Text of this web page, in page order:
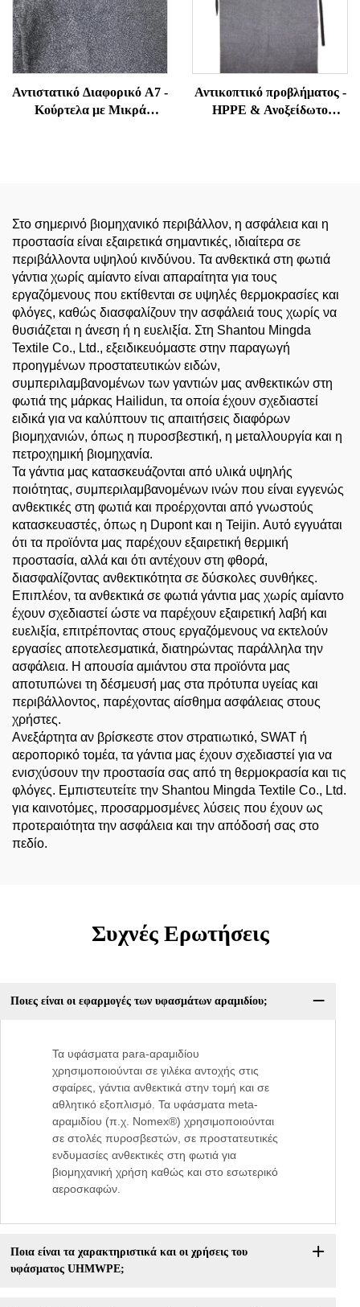
Αντιστατικό Διαφορικό Α7 -
Κούρτελα με Μικρά
Αντικοπτικό προβλήματος -
HPPE & Ανοξείδωτο
Στο σημερινό βιομηχανικό περιβάλλον, η ασφάλεια και η
προστασία είναι εξαιρετικά σημαντικές, ιδιαίτερα σε
περιβάλλοντα υψηλού κινδύνου. Τα ανθεκτικά στη φωτιά
γάντια χωρίς αμίαντο είναι απαραίτητα για τους
εργαζόμενους που εκτίθενται σε υψηλές θερμοκρασίες και
φλόγες, καθώς διασφαλίζουν την ασφάλειά τους χωρίς να
θυσιάζεται η άνεση ή η ευελιξία. Στη Shantou Mingda
Textile Co., Ltd., εξειδικευόμαστε στην παραγωγή
προηγμένων προστατευτικών ειδών,
συμπεριλαμβανομένων των γαντιών μας ανθεκτικών στη
φωτιά της μάρκας Hailidun, τα οποία έχουν σχεδιαστεί
ειδικά για να καλύπτουν τις απαιτήσεις διαφόρων
βιομηχανιών, όπως η πυροσβεστική, η μεταλλουργία και η
πετροχημική βιομηχανία.
Τα γάντια μας κατασκευάζονται από υλικά υψηλής
ποιότητας, συμπεριλαμβανομένων ινών που είναι εγγενώς
ανθεκτικές στη φωτιά και προέρχονται από γνωστούς
κατασκευαστές, όπως η Dupont και η Teijin. Αυτό εγγυάται
ότι τα προϊόντα μας παρέχουν εξαιρετική θερμική
προστασία, αλλά και ότι αντέχουν στη φθορά,
διασφαλίζοντας ανθεκτικότητα σε δύσκολες συνθήκες.
Επιπλέον, τα ανθεκτικά σε φωτιά γάντια μας χωρίς αμίαντο
έχουν σχεδιαστεί ώστε να παρέχουν εξαιρετική λαβή και
ευελιξία, επιτρέποντας στους εργαζόμενους να εκτελούν
εργασίες αποτελεσματικά, διατηρώντας παράλληλα την
ασφάλεια. Η απουσία αμιάντου στα προϊόντα μας
αποτυπώνει τη δέσμευσή μας στα πρότυπα υγείας και
περιβάλλοντος, παρέχοντας αίσθημα ασφάλειας στους
χρήστες.
Ανεξάρτητα αν βρίσκεστε στον στρατιωτικό, SWAT ή
αεροπορικό τομέα, τα γάντια μας έχουν σχεδιαστεί για να
ενισχύσουν την προστασία σας από τη θερμοκρασία και τις
φλόγες. Εμπιστευτείτε την Shantou Mingda Textile Co., Ltd.
για καινοτόμες, προσαρμοσμένες λύσεις που έχουν ως
προτεραιότητα την ασφάλεια και την απόδοσή σας στο
πεδίο.
Συχνές Ερωτήσεις
Ποιες είναι οι εφαρμογές των υφασμάτων αραμιδίου;
Τα υφάσματα para-αραμιδίου
χρησιμοποιούνται σε γιλέκα αντοχής στις
σφαίρες, γάντια ανθεκτικά στην τομή και σε
αθλητικό εξοπλισμό. Τα υφάσματα meta-
αραμιδίου (π.χ. Nomex®) χρησιμοποιούνται
σε στολές πυροσβεστών, σε προστατευτικές
ενδυμασίες ανθεκτικές στη φωτιά για
βιομηχανική χρήση καθώς και στο εσωτερικό
αεροσκαφών.
Ποια είναι τα χαρακτηριστικά και οι χρήσεις του
υφάσματος UHMWPE;